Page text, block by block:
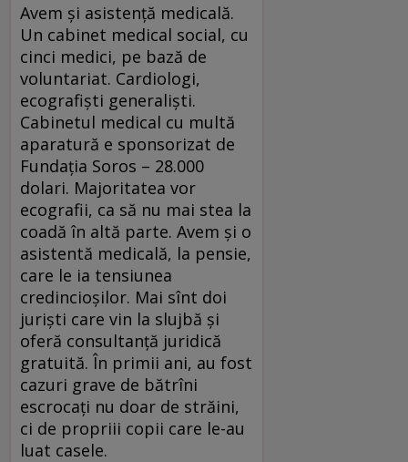
Avem şi asistenţă medicală.
Un cabinet medical social, cu
cinci medici, pe bază de
voluntariat. Cardiologi,
ecografişti generalişti.
Cabinetul medical cu multă
aparatură e sponsorizat de
Fundaţia Soros – 28.000
dolari. Majoritatea vor
ecografii, ca să nu mai stea la
coadă în altă parte. Avem şi o
asistentă medicală, la pensie,
care le ia tensiunea
credincioşilor. Mai sînt doi
jurişti care vin la slujbă şi
oferă consultanţă juridică
gratuită. În primii ani, au fost
cazuri grave de bătrîni
escrocaţi nu doar de străini,
ci de propriii copii care le-au
luat casele.